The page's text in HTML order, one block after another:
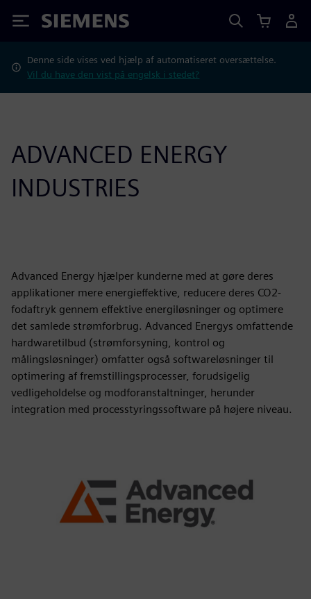
Siemens
Denne side vises ved hjælp af automatiseret oversættelse.
Vil du have den vist på engelsk i stedet?
ADVANCED ENERGY
INDUSTRIES
Advanced Energy hjælper kunderne med at gøre deres
applikationer mere energieffektive, reducere deres CO2-
fodaftryk gennem effektive energiløsninger og optimere
det samlede strømforbrug. Advanced Energys omfattende
hardwaretilbud (strømforsyning, kontrol og
målingsløsninger) omfatter også softwareløsninger til
optimering af fremstillingsprocesser, forudsigelig
vedligeholdelse og modforanstaltninger, herunder
integration med processtyringssoftware på højere niveau.